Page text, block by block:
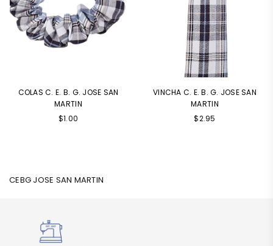
COLAS C. E. B. G. JOSE SAN
MARTIN
Precio
$1.00
VINCHA C. E. B. G. JOSE SAN
MARTIN
Precio
$2.95
CEBG JOSE SAN MARTIN